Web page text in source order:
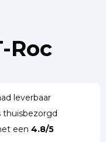
Roc
leverbaar
thuisbezorgd
een 4.8/5